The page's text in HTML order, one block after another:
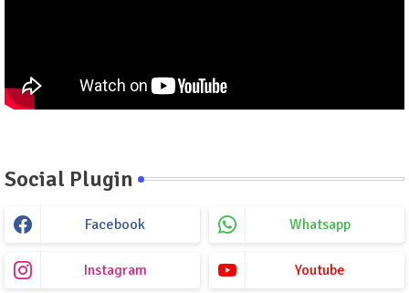
Social Plugin
Facebook Whatsapp
Instagram Youtube